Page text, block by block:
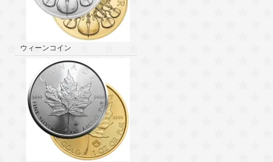
ウィーンコイン